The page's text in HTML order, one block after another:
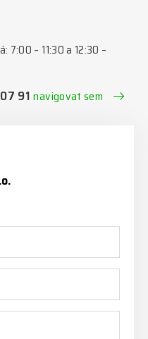
7:00 – 11:30 a 12:30 –
91navigovat sem